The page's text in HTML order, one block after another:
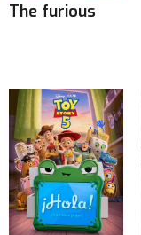
The furious